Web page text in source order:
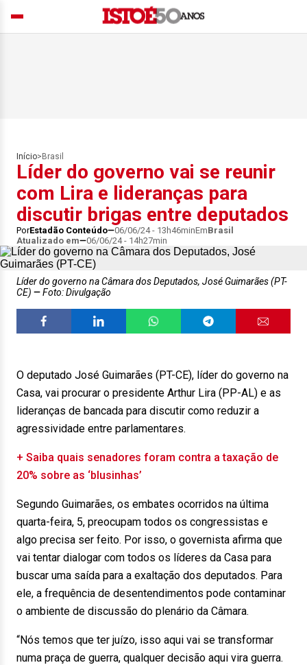
Início> Brasil
Líder do governo vai se reunir
com Lira e lideranças para
discutir brigas entre deputados
PorEstadão Conteúdo 06/06/24 - 13h46minEmBrasil
Atualizado em
06/06/24 - 14h27min
Líder do governo na Câmara dos Deputados, José Guimarães (PT-
CE)
Foto: Divulgação
O deputado José Guimarães (PT-CE), líder do governo na
Casa, vai procurar o presidente Arthur Lira (PP-AL) e as
lideranças de bancada para discutir como reduzir a
agressividade entre parlamentares.
+ Saiba quais senadores foram contra a taxação de
20% sobre as ‘blusinhas’
Segundo Guimarães, os embates ocorridos na última
quarta-feira, 5, preocupam todos os congressistas e
algo precisa ser feito. Por isso, o governista afirma que
vai tentar dialogar com todos os líderes da Casa para
buscar uma saída para a exaltação dos deputados. Para
ele, a frequência de desentendimentos pode contaminar
o ambiente de discussão do plenário da Câmara.
“Nós temos que ter juízo, isso aqui vai se transformar
numa praça de guerra, qualquer decisão aqui vira guerra.